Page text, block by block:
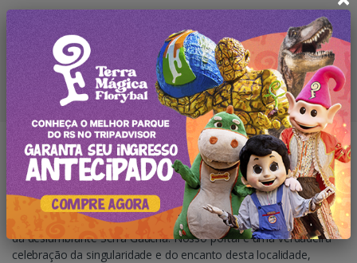
Bem-vindo ao Rota Serra Gaúcha, uma plataforma dedicada a te
mostrar todos os atrativos desse destino, aninhado nas colinas
da deslumbrante Serra Gaúcha. Nosso portal é uma verdadeira
celebração da singularidade e do encanto desta localidade,